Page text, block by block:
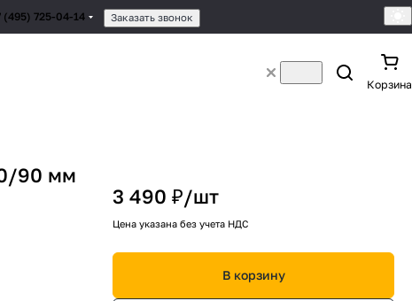
(495) 725-04-14 Заказать звонок
Корзина
90 мм
3 490 ₽/шт
Цена указана без учета НДС
В корзину